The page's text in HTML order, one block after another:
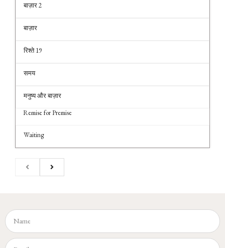
बाज़ार 2
बाज़ार
रिश्ते 19
समय
मनुष्य और बाज़ार
Remise for Premise
Waiting